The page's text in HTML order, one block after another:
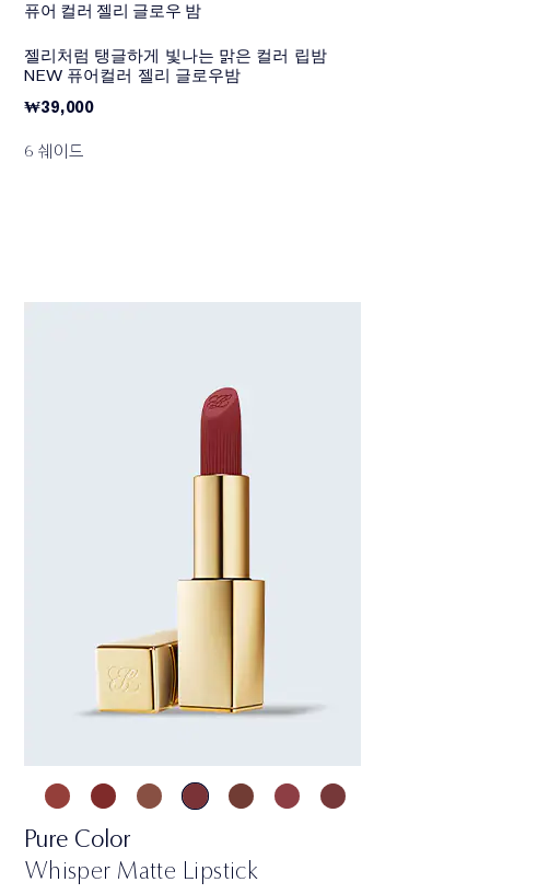
퓨어 컬러 젤리 글로우 밤
젤리처럼 탱글하게 빛나는 맑은 컬러 립밤
NEW 퓨어컬러 젤리 글로우밤
₩39,000
6 쉐이드
Pure Color
Whisper Matte Lipstick